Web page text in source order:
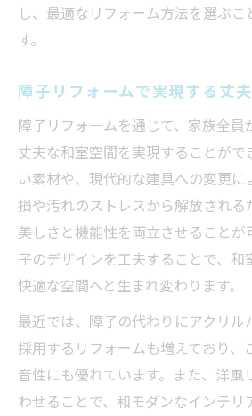
し、最適なリフォーム方法を選ぶこ
す。
障子リフォームで実現する丈
障子リフォームを通じて、家族全員
丈夫な和室空間を実現することがで
い素材や、現代的な建具への変更に
損や汚れのストレスから解放される
美しさと機能性を両立させることが
子のデザインを工夫することで、和
快適な空間へと生まれ変わります。
最近では、障子の代わりにアクリル
採用するリフォームも増えており、
音性にも優れています。また、洋風
わせることで、和モダンなインテリ